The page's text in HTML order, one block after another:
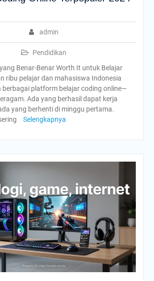
admin
Pendidikan
Benar-Benar Worth It untuk Belajar
ribu pelajar dan mahasiswa Indonesia
berbagai platform belajar coding online—
Ada yang berhasil dapat kerja
yang berhenti di minggu pertama.
Selengkapnya